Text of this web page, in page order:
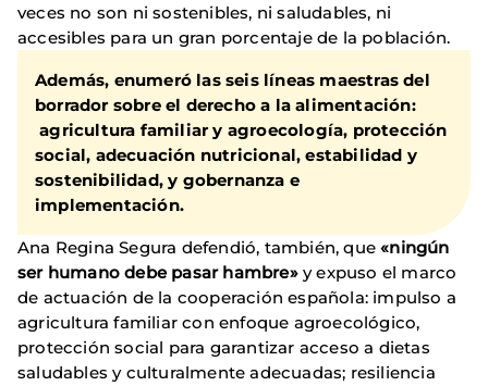
veces no son ni sostenibles, ni saludables, ni
accesibles para un gran porcentaje de la población.
Además, enumeró las seis líneas maestras del
borrador sobre el derecho a la alimentación:
agricultura familiar y agroecología, protección
social, adecuación nutricional, estabilidad y
sostenibilidad, y gobernanza e
implementación.
Ana Regina Segura defendió, también, que«ningún
ser humano debe pasar hambre»y expuso el marco
de actuación de la cooperación española: impulso a
agricultura familiar con enfoque agroecológico,
protección social para garantizar acceso a dietas
saludables y culturalmente adecuadas; resiliencia